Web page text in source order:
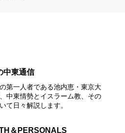
中東通信
第⼀⼈者である池内恵・東京⼤
中東情勢とイスラーム教、その
て⽇々解説します。
＆PERSONALS